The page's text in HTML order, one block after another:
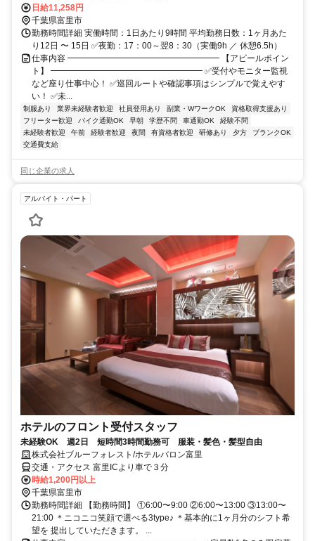
日給11,258円
千葉県富里市
勤務時間詳細 実働時間：1日あたり9時間 平均勤務日数：1ヶ月あた
り12日 〜 15日 ✅夜勤：17：00～翌8：30（実働9h ／ 休憩6.5h）
仕事内容 ━━━━━━━━━━━━━━━━━━ 【アピールポイン
ト】 ━━━━━━━━━━━━━━━━━━ ✅受付やモニター監視
など座り仕事中心！ ✅巡回ルートや確認事項はシンプルで覚えやす
い！ ✅未...
制服あり 業界未経験者歓迎 社員登用あり 副業・WワークOK
資格取得支援あり
フリーター歓迎
バイク通勤OK 早朝 学歴不問 車通勤OK
経験不問
未経験者歓迎
午前 経験者歓迎 夜間 有資格者歓迎 研修あり 夕方
ブランクOK
交通費支給
同じ企業の求人
アルバイト・パート
ホテルのフロント受付スタッフ
未経験OK 週2日 短時間3時間勤務可 服装・髪色・髪型自由
株式会社ブルーフォレスト/ホテルバロン富里
交通・アクセス 富里ICより車で３分
時給1,200円以上
千葉県富里市
勤務時間詳細 【勤務時間】 ①6:00〜9:00 ②6:00〜13:00 ③13:00〜
21:00 ＊ニコニコ笑顔で選べる3type♪ ＊基本的に1ヶ月分のシフト希
望を 提出していただきます。 ...